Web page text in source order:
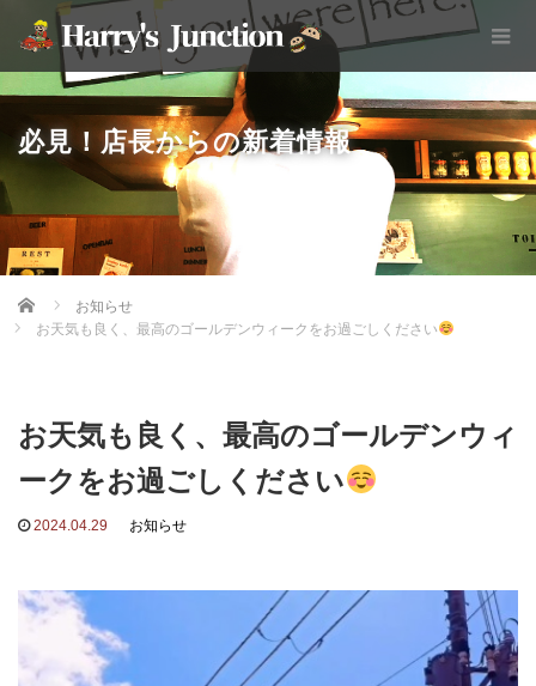
必見！店長からの新着情報
Home
お知らせ
お天気も良く、最高のゴールデンウィークをお過ごしください
お天気も良く、最高のゴールデンウィ
ークをお過ごしください
2024.04.29 お知らせ